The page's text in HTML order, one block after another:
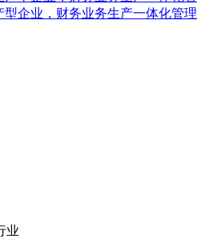
型企业，财务业务生产一体化管理
业